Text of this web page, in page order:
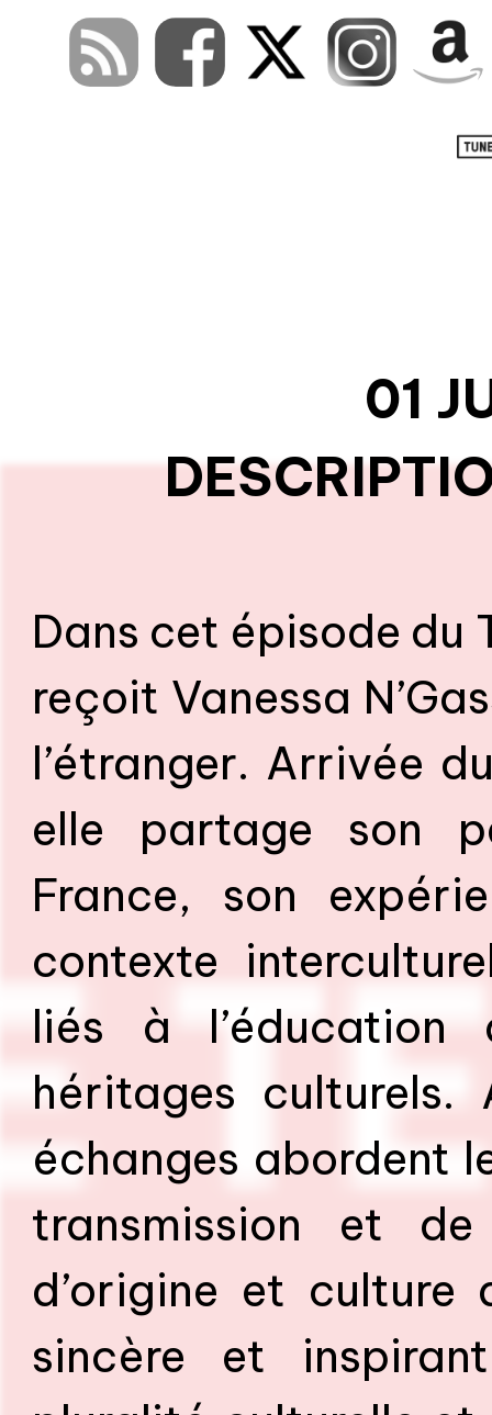
01
Dans cet épisode du
reçoit Vanessa
l’étranger. Arrivée
elle partage son
France, son
contexte
liés à l’éducation
héritages
échanges abordent
transmission et de
d’origine et culture
sincère et